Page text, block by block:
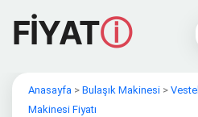
FİYATⓘ
Anasayfa > Bulaşık Makinesi > Vestel
Makinesi Fiyatı